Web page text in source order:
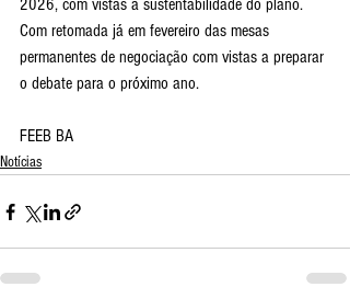
2026, com vistas à sustentabilidade do plano.
Com retomada já em fevereiro das mesas
permanentes de negociação com vistas a preparar
o debate para o próximo ano.
FEEB BA
Notícias